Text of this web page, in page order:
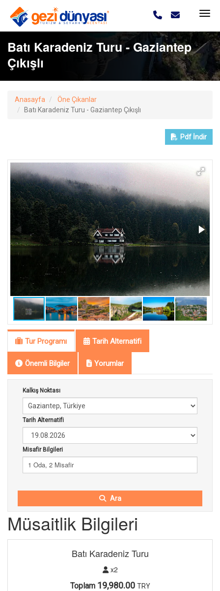
Batı Karadeniz Turu - Gaziantep
Çıkışlı
Anasayfa
Öne Çıkanlar
Batı Karadeniz Turu - Gaziantep Çıkışlı
Pdf İndir
Tur Programı Tarih Alternatifi
Önemli Bilgiler Yorumlar
Kalkış Noktası
Tarih Alternatifi
Misafir Bilgileri
1 Oda, 2 Misafir
Ara
Müsaitlik Bilgileri
Batı Karadeniz Turu
x2
Toplam 19,980.00 TRY